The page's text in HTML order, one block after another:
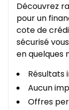
Découvrez
pour un
cote de
sécurisé
en quelques
Résultats
Aucun
Offres